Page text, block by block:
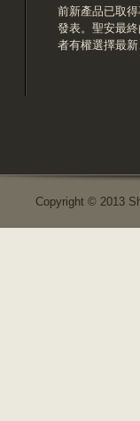
前新產品已取
發表。聖安最
者有權選擇最
Copyright © 2013